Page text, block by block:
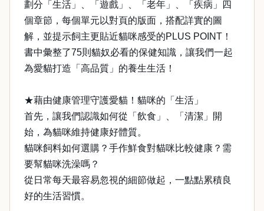
劃分「生活」、「遊戲」、「老年」、「疾病」四
個章節，每個單元以對頁的版面，搭配詳實的圖
解，並提示飼主更貼近貓咪感受的PLUS POINT！
書中彙整了75則貓奴必看的保健知識，讓我們一起
為愛貓打造「高品質」的養生生活！
★藉由健康管理守護愛貓！貓咪的「生活」
首先，讓我們認識如何從「飲食」、「清潔」開
始，為貓咪維持健康好體質。
貓咪飼料如何選購？手作鮮食對貓咪比較健康？需
要幫貓咪洗澡嗎？
從日常每天最容易忽視的細節做起，一點點累積良
好的生活習慣。